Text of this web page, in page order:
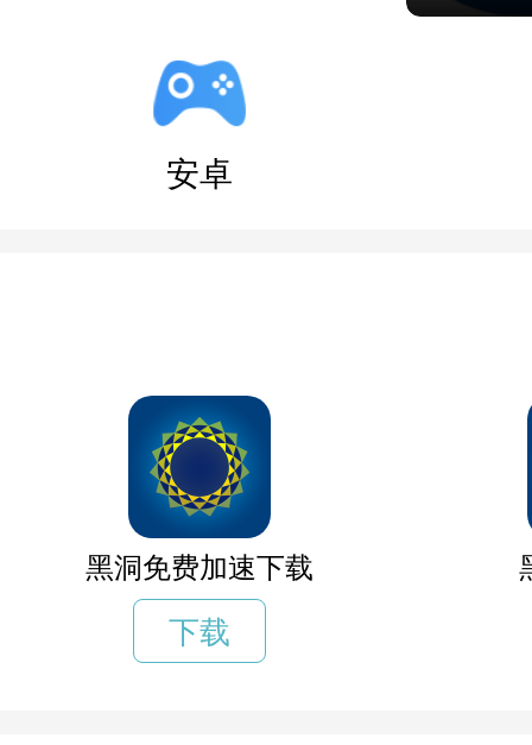
安卓
黑洞免费加速下载
下载